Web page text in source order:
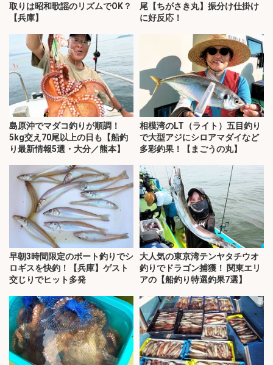
取りは昭和歌謡のリズムでOK？
【兵庫】
尾【ちがさき丸】振分け仕掛け
に好反応！
島原沖でマダコ釣りが順調！
5kg交え70尾以上の日も【船釣
り最新情報5選・大分／熊本】
相模湾のLT（ライト）五目釣り
で大型アジにシロアマダイなど
多彩釣果！【まごうの丸】
早朝3時間限定のボート釣りでシ
ロギスを快釣！【兵庫】ゲスト
交じりでヒット多発
大人気の東京湾テンヤタチウオ
釣りでドラゴン捕獲！ 関東エリ
アの【船釣り特選釣果7選】